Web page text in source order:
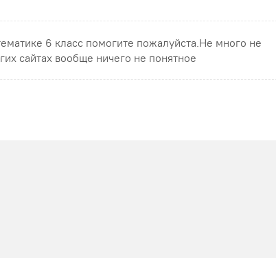
6 класс помогите пожалуйста.Не много не
сайтах вообще ничего не понятное